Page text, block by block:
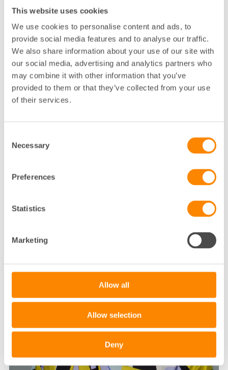
This website uses cookies
We use cookies to personalise content and ads, to
provide social media features and to analyse our traffic.
We also share information about your use of our site with
our social media, advertising and analytics partners who
may combine it with other information that you’ve
provided to them or that they’ve collected from your use
of their services.
Selection
Necessary
Preferences
Statistics
Marketing
Allow all
Allow selection
Deny
"Vi vet att det kan kännas stort att byta
Därför ser vi till att ha full koll från start, med
tydliga steg och ett kundteam som snabbt lär
känna både er och fastigheten. Det gör att vi
kan leverera värde redan från dag ett."
Ulrica Schröderär affärsutvecklare och har lång
erfarenhet av att göra övergången smidig för nya
Kontakta Ulrica